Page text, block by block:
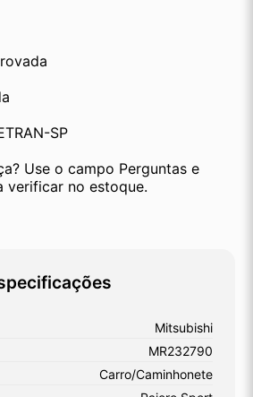
SP
Use o campo Perguntas e
verificar no estoque.
Mitsubishi
MR232790
Carro/Caminhonete